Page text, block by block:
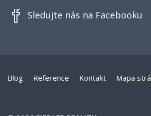
Sledujte nás na Facebooku
Blog Reference Kontakt Mapa